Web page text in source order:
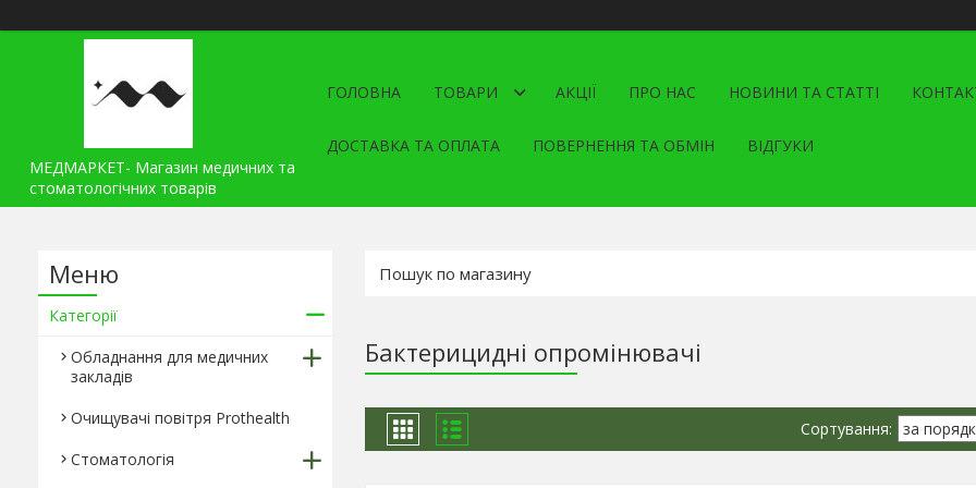
МЕДМАРКЕТ- Магазин медичних та
стоматологічних товарів
ГОЛОВНА ТОВАРИ АКЦІЇ ПРО НАС НОВИНИ ТА СТАТТІ
ДОСТАВКА ТА ОПЛАТА ПОВЕРНЕННЯ ТА ОБМІН ВІДГУКИ
Бактерицидні опромінювачі
Категорії
Обладнання для медичних
закладів
Очищувачі повітря Prothealth
Стоматологія